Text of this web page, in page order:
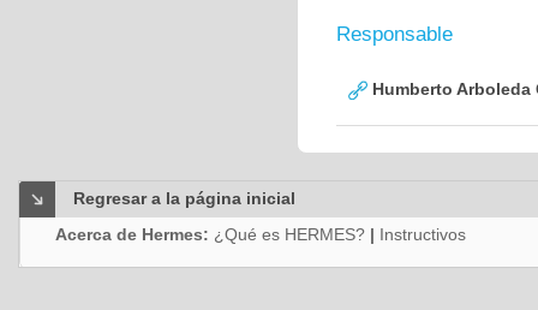
Responsable
Humberto Arboleda
Regresar a la página inicial
Acerca de Hermes: ¿Qué es HERMES? | Instructivos